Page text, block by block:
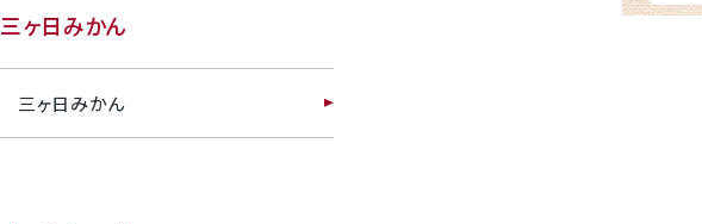
三ヶ日みかん
三ヶ日みかん